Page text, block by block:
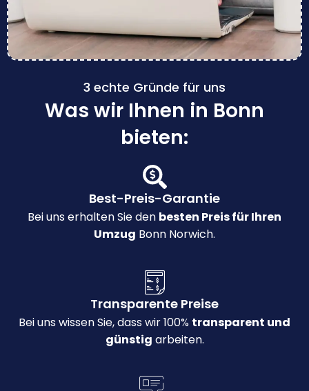
3 echte Gründe für uns
Was wir Ihnen in Bonn
bieten:
Best-Preis-Garantie
Bei uns erhalten Sie den besten Preis für Ihren
Umzug Bonn Norwich.
Transparente Preise
Bei uns wissen Sie, dass wir 100% transparent und
günstig arbeiten.